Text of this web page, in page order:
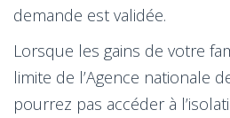
demande est validée.
Lorsque les gains de votre
limite de l’Agence nationale
pourrez pas accéder à